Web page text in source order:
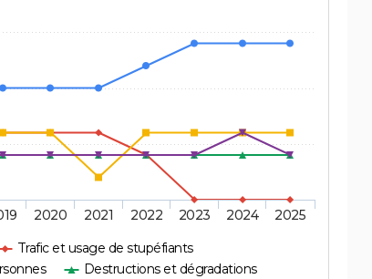
Trafic et usage de stupéfiants
Destructions et dégradations
2020 2021 2022 2023 2024 2025